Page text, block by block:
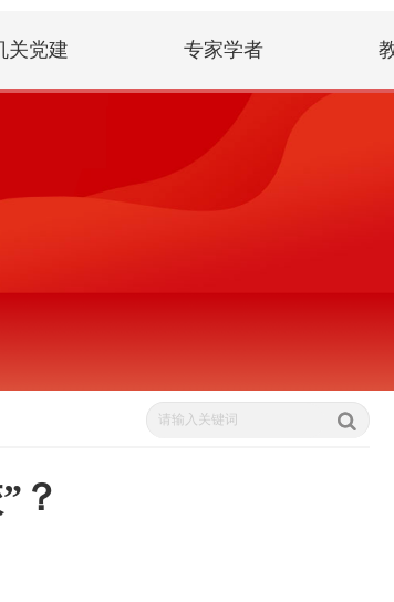
关党建 专家学者
？